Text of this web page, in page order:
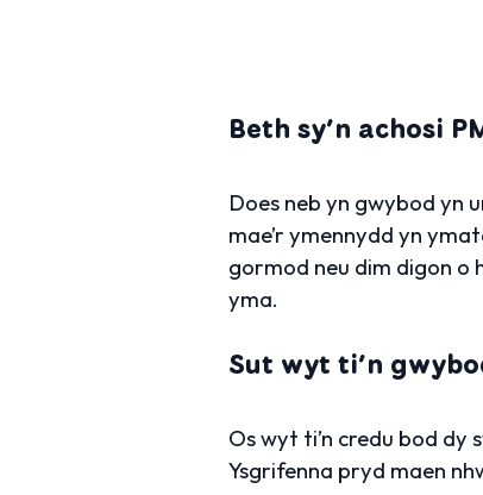
Beth sy’n achosi
Does neb yn gwybod yn
mae’r ymennydd yn
gormod neu dim digon o
yma.
Sut wyt ti’n
Os wyt ti’n credu bod dy
Ysgrifenna pryd maen